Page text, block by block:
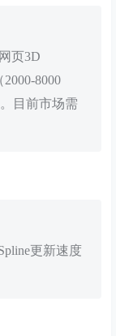
页3D
8000
目前市场需
更新速度